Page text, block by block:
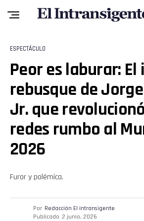
ESPECTÁCULO
Peor es laburar:
rebusque de
Jr. que
redes rumbo al
2026
Furor y polémica.
Por Redacción El intransigente
Publicado 2 junio, 2026